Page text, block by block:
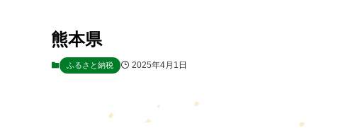
熊本県
ふるさと納税 2025年4月1日